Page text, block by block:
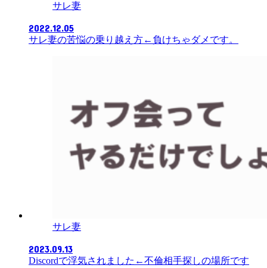
サレ妻
2022.12.05
サレ妻の苦悩の乗り越え方←負けちゃダメです。
サレ妻
2023.09.13
Discordで浮気されました←不倫相手探しの場所です